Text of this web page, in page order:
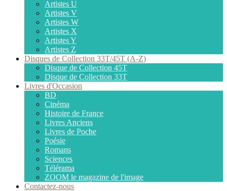
Artistes U
Artistes V
Artistes W
Artistes X
Artistes Y
Artistes Z
Disques de Collection 33T/45T (A-Z)
Disque de Collection 45T
Disque de Collection 33T
Livres d'Occasion
BD
Cinéma
Histoire de France
Livres Anciens
Livres de Poche
Poésie
Romans
Sciences
Télérama
ZOOM le magazine de l'image
Contactez-nous